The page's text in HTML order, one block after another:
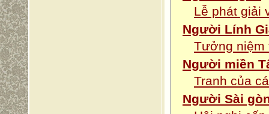
Lễ phát giải
Người Lính
Tưởng niệm
Người miền
Tranh của
Người Sài